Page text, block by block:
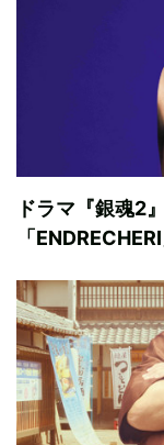
ドラマ『銀魂2
「